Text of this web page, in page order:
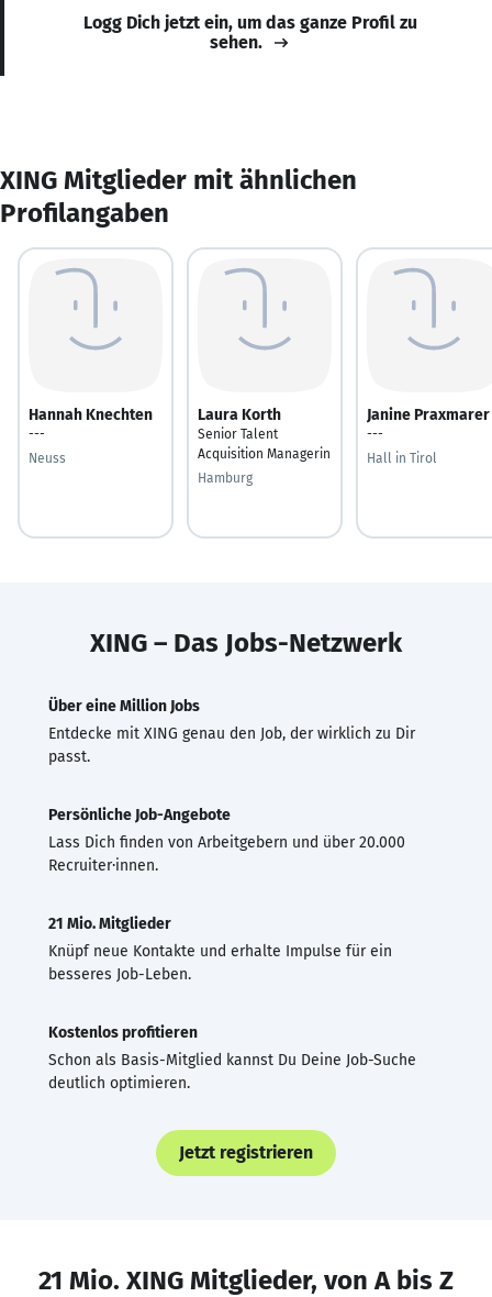
Logg Dich jetzt ein, um das ganze Profil zu
sehen.
XING Mitglieder mit ähnlichen
Profilangaben
Hannah Knechten
---
Neuss
Laura Korth
Senior Talent
Acquisition Managerin
Hamburg
Janine Praxmarer
---
Hall in Tirol
XING – Das Jobs-Netzwerk
Über eine Million Jobs
Entdecke mit XING genau den Job, der wirklich zu Dir
passt.
Persönliche Job-Angebote
Lass Dich finden von Arbeitgebern und über 20.000
Recruiter·innen.
21 Mio. Mitglieder
Knüpf neue Kontakte und erhalte Impulse für ein
besseres Job-Leben.
Kostenlos profitieren
Schon als Basis-Mitglied kannst Du Deine Job-Suche
deutlich optimieren.
Jetzt registrieren
21 Mio. XING Mitglieder, von A bis Z